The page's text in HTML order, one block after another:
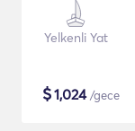
Yelkenli Yat
$1,024/gece